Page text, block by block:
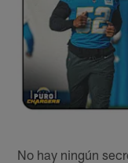
No hay ningún